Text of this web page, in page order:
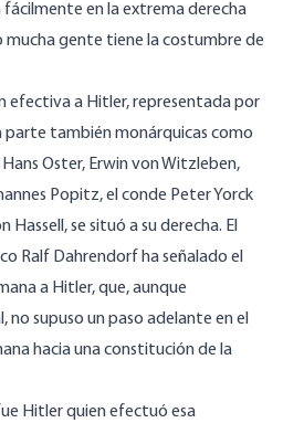
en la extrema derecha
gente tiene la costumbre de
efectiva a Hitler, representada por
parte también monárquicas como
Oster, Erwin von Witzleben,
Popitz, el conde Peter Yorck
se situó a su derecha. El
Ralf Dahrendorf ha señalado el
a Hitler, que, aunque
supuso un paso adelante en el
hacia una constitución de la
Hitler quien efectuó esa